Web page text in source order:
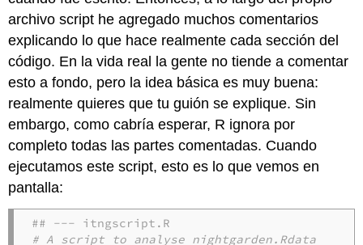
archivo script he agregado muchos comentarios
explicando lo que hace realmente cada sección del
código. En la vida real la gente no tiende a comentar
esto a fondo, pero la idea básica es muy buena:
realmente quieres que tu guión se explique. Sin
embargo, como cabría esperar, R ignora por
completo todas las partes comentadas. Cuando
ejecutamos este script, esto es lo que vemos en
pantalla:
# A script to analyse nightgarden.Rdata